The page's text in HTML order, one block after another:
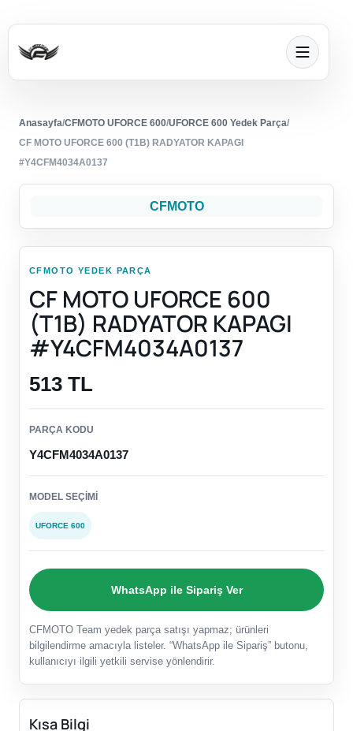
Anasayfa/CFMOTO UFORCE 600/UFORCE 600 Yedek Parça/
CF MOTO UFORCE 600 (T1B) RADYATOR KAPAGI
#Y4CFM4034A0137
CFMOTO
CFMOTO YEDEK PARÇA
CF MOTO UFORCE 600
(T1B) RADYATOR KAPAGI
#Y4CFM4034A0137
513 TL
PARÇA KODU
Y4CFM4034A0137
MODEL SEÇIMI
UFORCE 600
WhatsApp ile Sipariş Ver
CFMOTO Team yedek parça satışı yapmaz; ürünleri
bilgilendirme amacıyla listeler. “WhatsApp ile Sipariş” butonu,
kullanıcıyı ilgili yetkili servise yönlendirir.
Kısa Bilgi